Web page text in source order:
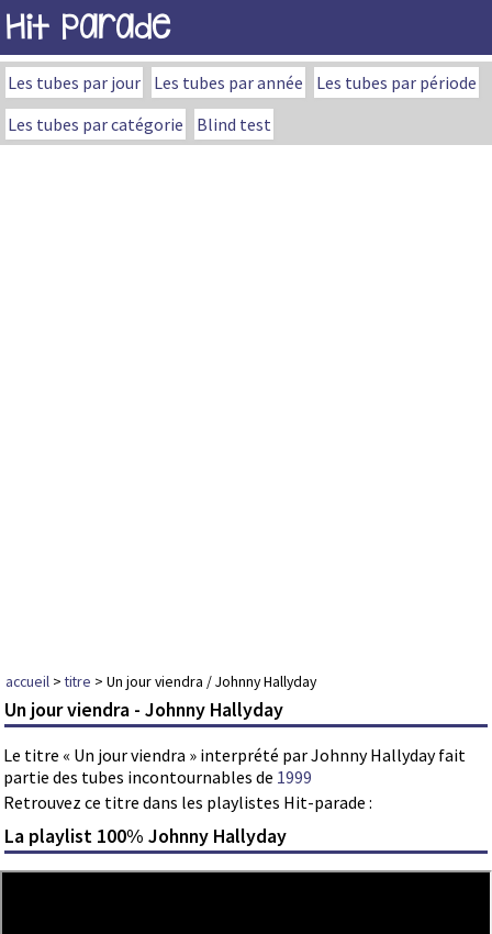
Hit Parade
Les tubes par jour Les tubes par année
Les tubes par période
Les tubes par catégorie
Blind test
accueil >titre > Un jour viendra / Johnny Hallyday
Un jour viendra - Johnny Hallyday
Le titre « Un jour viendra » interprété par Johnny Hallyday fait
partie des tubes incontournables de 1999
Retrouvez ce titre dans les playlistes Hit-parade :
La playlist 100% Johnny Hallyday